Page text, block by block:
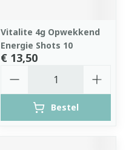
Vitalite 4g Opwekkend
Energie Shots 10
€ 13,50
Bestel